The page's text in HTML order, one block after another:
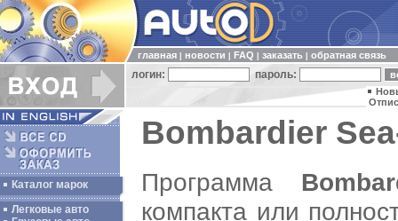
главная новости FAQ заказать обратная связь
логин: пароль:
Каталог марок
Легковые авто
Bombardier
Программа
компакта или